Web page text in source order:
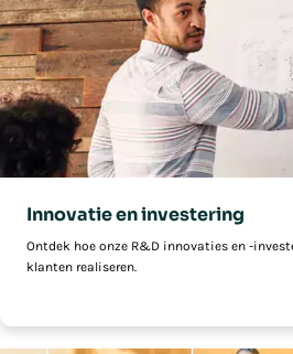
Innovatie en investering
Ontdek hoe onze R&D innovaties en -
klanten realiseren.